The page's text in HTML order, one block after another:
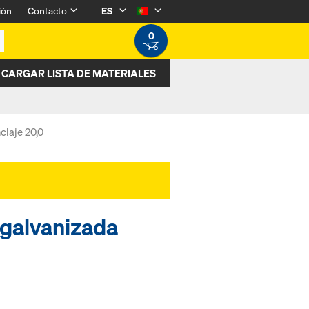
Contacto
ES
0
CARGAR LISTA DE MATERIALES
20,0